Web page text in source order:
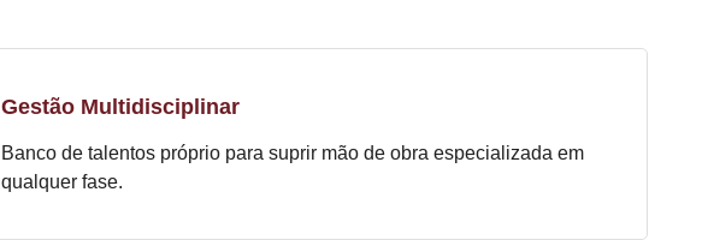
Gestão Multidisciplinar
Banco de talentos próprio para suprir mão de obra especializada em
qualquer fase.